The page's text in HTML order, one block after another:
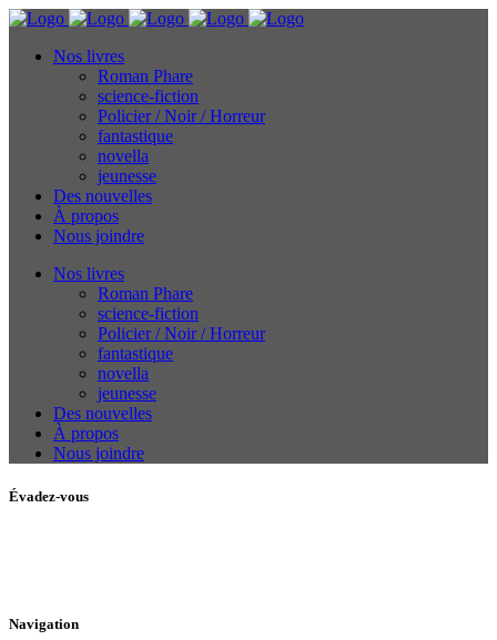
Nos livres
Roman Phare
science-fiction
Policier / Noir / Horreur
fantastique
novella
jeunesse
Des nouvelles
À propos
Nous joindre
Nos livres
Roman Phare
science-fiction
Policier / Noir / Horreur
fantastique
novella
jeunesse
Des nouvelles
À propos
Nous joindre
Évadez-vous
Navigation